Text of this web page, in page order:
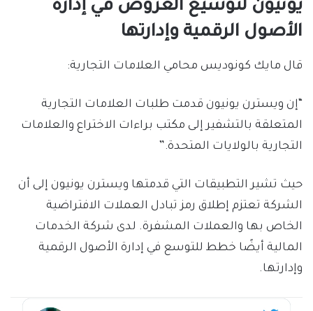
يونيون لتوسيع العروض في إدارة
الأصول الرقمية وإدارتها
قال مايك كونوديس محامي العلامات التجارية:
“إن ويسترن يونيون قدمت طلبات العلامات التجارية
المتعلقة بالتشفير إلى مكتب براءات الاختراع والعلامات
التجارية بالولايات المتحدة.”
حيث تشير التطبيقات التي قدمتها ويسترن يونيون إلى أن
الشركة تعتزم إطلاق رمز تبادل العملات الافتراضية
الخاص بها والعملات المشفرة. لدى شركة الخدمات
المالية أيضًا خطط للتوسع في إدارة الأصول الرقمية
وإدارتها.